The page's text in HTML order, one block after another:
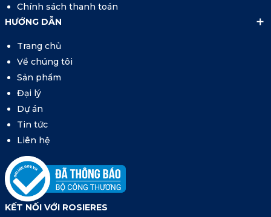
Chính sách thanh toán
HƯỚNG DẪN
Trang chủ
Về chúng tôi
Sản phẩm
Đại lý
Dự án
Tin tức
Liên hệ
KẾT NỐI VỚI ROSIERES